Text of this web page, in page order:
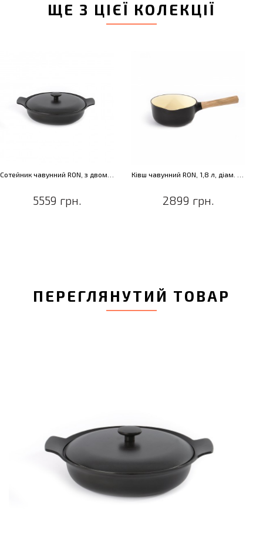
ЩЕ З ЦІЄЇ КОЛЕКЦІЇ
5559 грн. 2899 грн.
ПЕРЕГЛЯНУТИЙ ТОВАР